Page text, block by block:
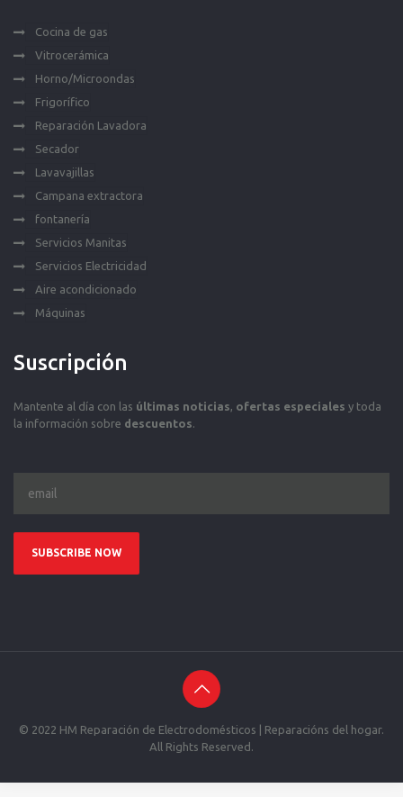
Cocina de gas
Vitrocerámica
Horno/Microondas
Frigorífico
Reparación Lavadora
Secador
Lavavajillas
Campana extractora
fontanería
Servicios Manitas
Servicios Electricidad
Aire acondicionado
Máquinas
Suscripción
Mantente al día con las últimas noticias ofertas especiales y toda
la información sobre descuentos
© 2022 HM Reparación de Electrodomésticos | Reparacións del hogar.
All Rights Reserved.